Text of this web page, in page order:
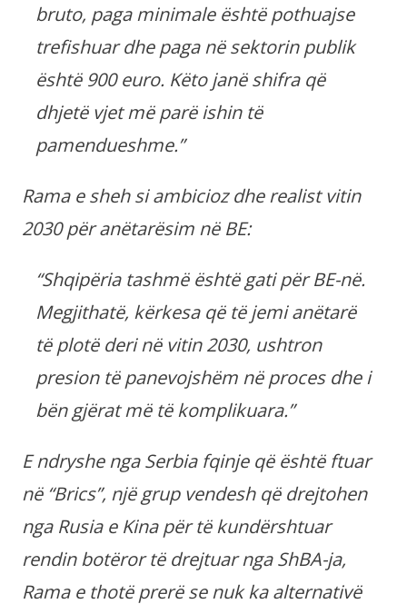
bruto, paga minimale është pothuajse
trefishuar dhe paga në sektorin publik
është 900 euro. Këto janë shifra që
dhjetë vjet më parë ishin të
pamendueshme.”
Rama e sheh si ambicioz dhe realist vitin
2030 për anëtarësim në BE:
“Shqipëria tashmë është gati për BE-në.
Megjithatë, kërkesa që të jemi anëtarë
të plotë deri në vitin 2030, ushtron
presion të panevojshëm në proces dhe i
bën gjërat më të komplikuara.”
E ndryshe nga Serbia fqinje që është ftuar
në “Brics”, një grup vendesh që drejtohen
nga Rusia e Kina për të kundërshtuar
rendin botëror të drejtuar nga ShBA-ja,
Rama e thotë prerë se nuk ka alternativë